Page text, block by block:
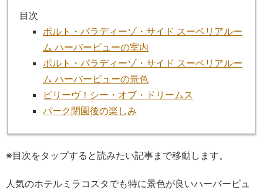
目次
ポルト・パラディーゾ・サイド スーペリアルー
ム ハーバービューの室内
ポルト・パラディーゾ・サイド スーペリアルー
ム ハーバービューの景色
ビリーヴ！シー・オブ・ドリームス
パーク閉園後の楽しみ
※目次をタップすると読みたい記事まで移動します。
人気のホテルミラコスタでも特に景色が良いハーバービュ